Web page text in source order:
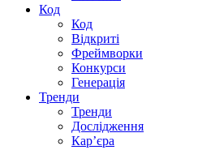
Код
Код
Відкриті
Фреймворки
Конкурси
Генерація
Тренди
Тренди
Дослідження
Кар’єра